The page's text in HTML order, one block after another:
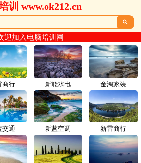
训 www.ok212.cn

迎加入电脑培训网
商行
交通
新能水电 金鸿家装
新蓝空调 新雷商行